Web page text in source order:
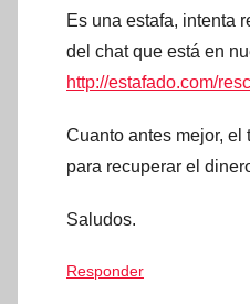
Es una estafa, intenta
del chat que está en
http://estafado.com/
Cuanto antes mejor, el
para recuperar el
Saludos.
Responder